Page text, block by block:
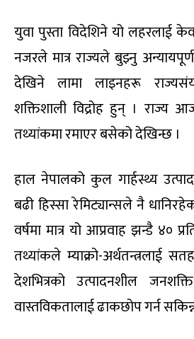
युवा पुस्ता विदेशिने यो लहरलाई
नजरले मात्र राज्यले बुझ्नु
देखिने लामा लाइनहरू
शक्तिशाली विद्रोह हुन् । राज्य
तथ्यांकमा रमाएर बसेको देखिन्छ ।
हाल नेपालको कुल गार्हस्थ्य
बढी हिस्सा रेमिट्यान्सले नै
वर्षमा मात्र यो आप्रवाह झन्डै ४०
तथ्यांकले म्याक्रो-अर्थतन्त्रलाई
देशभित्रको उत्पादनशील
वास्तविकतालाई ढाकछोप गर्न